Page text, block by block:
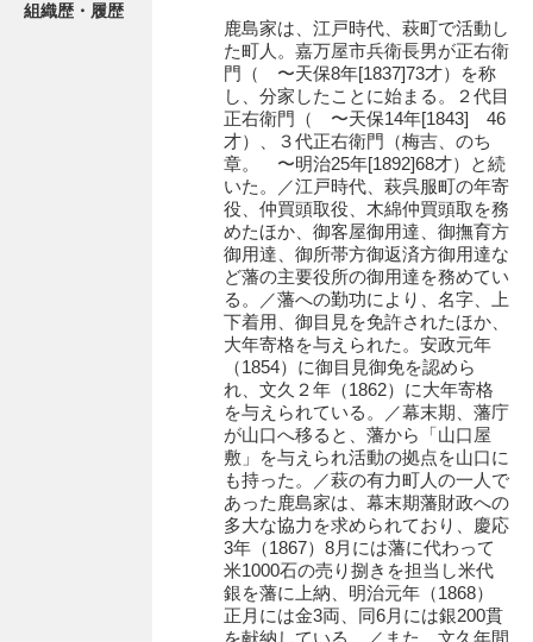
阿武家文書（山口市）
阿武家文書（美祢市）
阿武家文書(美祢市２)
阿武孝太郎文書
飯田家文書（福岡県）
池田邦夫所蔵文書
石井丈若撮影写真
石田家文書（徳山市）
組織歴・履歴
鹿島家は、江戸時代、萩町で活動し
た町人。嘉万屋市兵衛長男が正右衛
門（ 〜天保8年[1837]73才）を称
し、分家したことに始まる。２代目
正右衛門（ 〜天保14年[1843] 46
才）、３代正右衛門（梅吉、のち
章。 〜明治25年[1892]68才）と続
いた。／江戸時代、萩呉服町の年寄
役、仲買頭取役、木綿仲買頭取を務
めたほか、御客屋御用達、御撫育方
御用達、御所帯方御返済方御用達な
ど藩の主要役所の御用達を務めてい
る。／藩への勤功により、名字、上
下着用、御目見を免許されたほか、
大年寄格を与えられた。安政元年
（1854）に御目見御免を認めら
れ、文久２年（1862）に大年寄格
を与えられている。／幕末期、藩庁
が山口へ移ると、藩から「山口屋
敷」を与えられ活動の拠点を山口に
も持った。／萩の有力町人の一人で
あった鹿島家は、幕末期藩財政への
多大な協力を求められており、慶応
3年（1867）8月には藩に代わって
米1000石の売り捌きを担当し米代
銀を藩に上納、明治元年（1868）
正月には金3両、同6月には銀200貫